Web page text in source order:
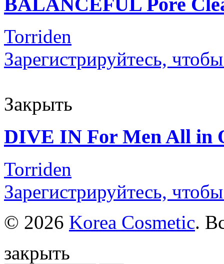
Torriden
Зарегистрируйтесь,
Закрыть
DIVE IN For Men All in
Torriden
Зарегистрируйтесь,
© 2026 Korea Cosmetic.
закрыть